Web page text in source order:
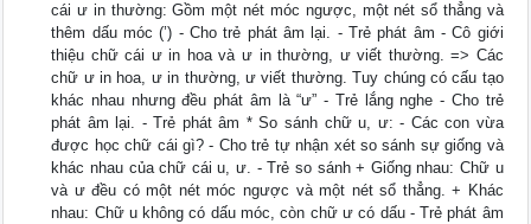
cái ư in thường: Gồm một nét móc ngược, một nét sổ thẳng và
thêm dấu móc (’) - Cho trẻ phát âm lại. - Trẻ phát âm - Cô giới
thiệu chữ cái ư in hoa và ư in thường, ư viết thường. => Các
chữ ư in hoa, ư in thường, ư viết thường. Tuy chúng có cấu tạo
khác nhau nhưng đều phát âm là “ư” - Trẻ lắng nghe - Cho trẻ
phát âm lại. - Trẻ phát âm * So sánh chữ u, ư: - Các con vừa
được học chữ cái gì? - Cho trẻ tự nhận xét so sánh sự giống và
khác nhau của chữ cái u, ư. - Trẻ so sánh + Giống nhau: Chữ u
và ư đều có một nét móc ngược và một nét sổ thẳng. + Khác
nhau: Chữ u không có dấu móc, còn chữ ư có dấu - Trẻ phát âm